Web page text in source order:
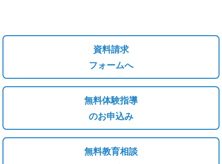
資料請求
フォームへ
無料体験指導
のお申込み
無料教育相談